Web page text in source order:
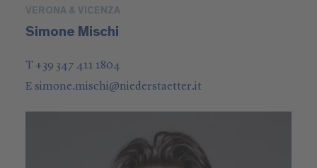
VERONA & VICENZA
Simone Mischi
T +39 347 411 1804
Esimone.mischi@niederstaetter.it